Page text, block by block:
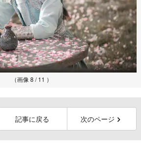
（画像 8 / 11 ）
記事に戻る 次のページ